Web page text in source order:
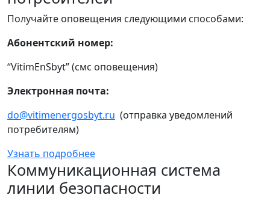
Получайте оповещения следующими способами:
Абонентский номер:
“VitimEnSbyt” (смс оповещения)
Электронная почта:
do@vitimenergosbyt.ru (отправка уведомлений
потребителям)
Узнать подробнее
Коммуникационная система
линии безопасности